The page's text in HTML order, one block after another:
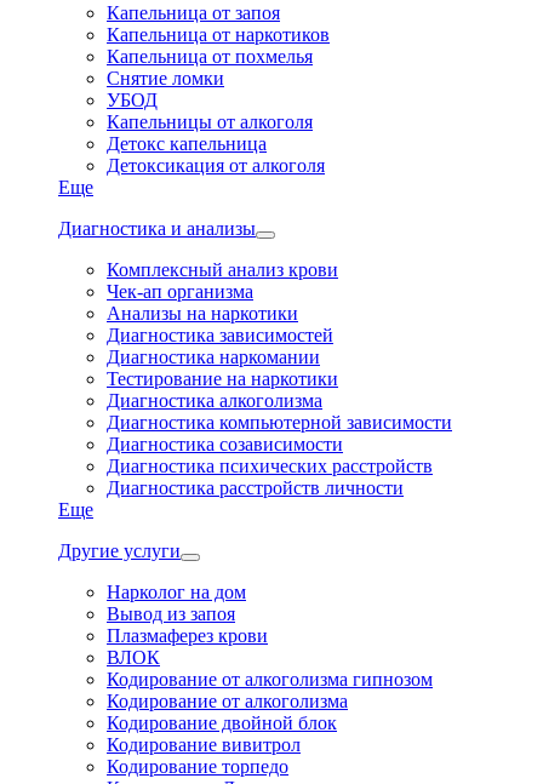
Капельница от запоя
Капельница от наркотиков
Капельница от похмелья
Снятие ломки
УБОД
Капельницы от алкоголя
Детокс капельница
Детоксикация от алкоголя
Еще
Диагностика и анализы
Комплексный анализ крови
Чек-ап организма
Анализы на наркотики
Диагностика зависимостей
Диагностика наркомании
Тестирование на наркотики
Диагностика алкоголизма
Диагностика компьютерной зависимости
Диагностика созависимости
Диагностика психических расстройств
Диагностика расстройств личности
Еще
Другие услуги
Нарколог на дом
Вывод из запоя
Плазмаферез крови
ВЛОК
Кодирование от алкоголизма гипнозом
Кодирование от алкоголизма
Кодирование двойной блок
Кодирование вивитрол
Кодирование торпедо